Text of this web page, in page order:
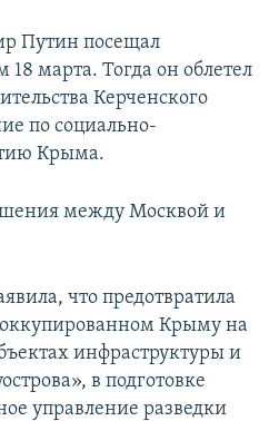
Путин посещал
марта. Тогда он облетел
Керченского
по социально-
Крыма.
между Москвой и
что предотвратила
Крыму на
инфраструктуры и
в подготовке
управление разведки